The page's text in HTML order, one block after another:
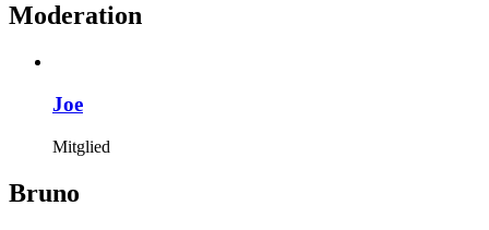
Moderation
Joe
Mitglied
Bruno